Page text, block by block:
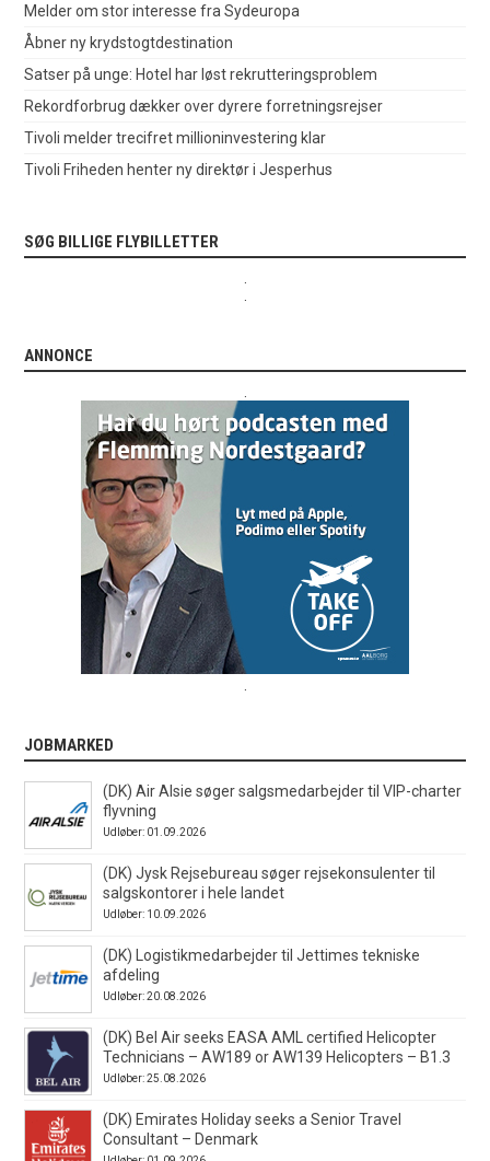
Melder om stor interesse fra Sydeuropa
Åbner ny krydstogtdestination
Satser på unge: Hotel har løst rekrutteringsproblem
Rekordforbrug dækker over dyrere forretningsrejser
Tivoli melder trecifret millioninvestering klar
Tivoli Friheden henter ny direktør i Jesperhus
SØG BILLIGE FLYBILLETTER
ANNONCE
JOBMARKED
(DK) Air Alsie søger salgsmedarbejder til VIP-charter
flyvning
Udløber: 01.09.2026
(DK) Jysk Rejsebureau søger rejsekonsulenter til
salgskontorer i hele landet
Udløber: 10.09.2026
(DK) Logistikmedarbejder til Jettimes tekniske
afdeling
Udløber: 20.08.2026
(DK) Bel Air seeks EASA AML certified Helicopter
Technicians – AW189 or AW139 Helicopters – B1.3
Udløber: 25.08.2026
(DK) Emirates Holiday seeks a Senior Travel
Consultant – Denmark